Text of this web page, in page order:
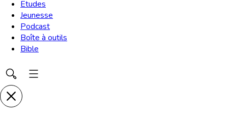
Etudes
Jeunesse
Podcast
Boîte à outils
Bible